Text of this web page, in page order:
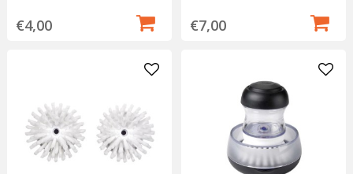
€4,00 €7,00